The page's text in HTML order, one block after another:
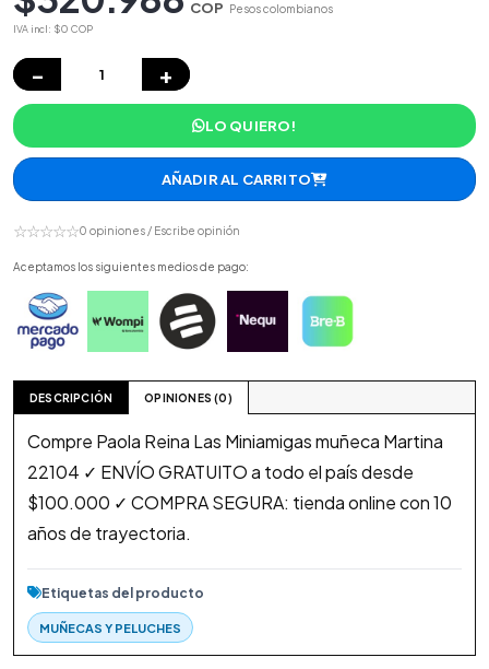
COP Pesos colombianos
IVA incl: $0 COP
− +
LO QUIERO!
AÑADIR AL CARRITO
☆☆☆☆☆0 opiniones / Escribe opinión
Aceptamos los siguientes medios de pago:
DESCRIPCIÓN OPINIONES (0)
Compre Paola Reina Las Miniamigas muñeca Martina
22104 ✓ ENVÍO GRATUITO a todo el país desde
$100.000 ✓ COMPRA SEGURA: tienda online con 10
años de trayectoria.
Etiquetas del producto
MUÑECAS Y PELUCHES